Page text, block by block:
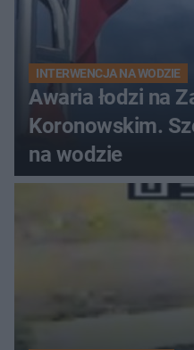
INTERWENCJA NA WODZIE
Awaria łodzi na
Koronowskim.
na wodzie